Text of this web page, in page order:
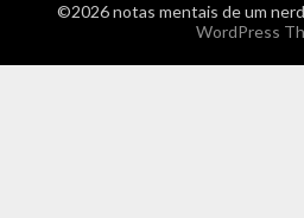
©2026 notas mentais de um nerd
WordPress